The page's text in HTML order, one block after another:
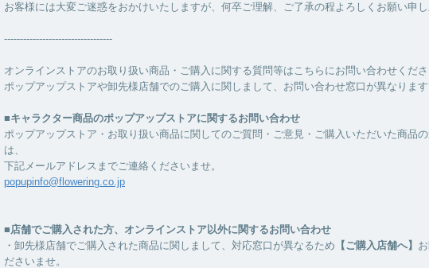
お客様には大変ご迷惑をおかけいたしますが、何卒ご理解、ご了承の程よろしくお願い申し
----------------------------------
オンラインストアのお取り扱い商品・ご購入に関する質問等はこちらにお問い合わせくださ
ポップアップストアや卸先様店舗でのご購入に関しまして、お問い合わせ窓口が異なります
■キャラクター商品のポップアップストアに関するお問い合わせ
ポップアップストア・お取り扱い商品に関してのご質問・ご意見・ご購入いただいた商品
は、
下記メールアドレスまでご連絡くださいませ。
popupinfo@flowering.co.jp
■店舗でご購入された方、オンラインストア以外に関するお問い合わせ
・卸先様店舗でご購入された商品に関しまして、対応窓口が異なるため 【ご購入店舗へ】
ださいませ。